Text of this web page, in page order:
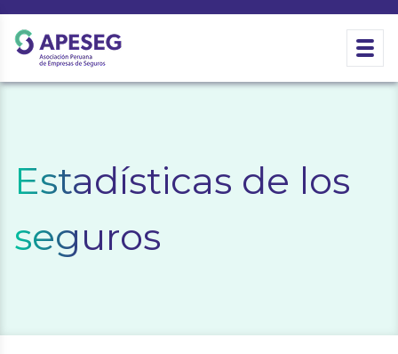
Estadísticas de los
seguros